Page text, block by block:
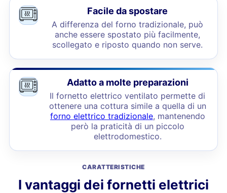
Facile da spostare
A differenza del forno tradizionale, può
anche essere spostato più facilmente,
scollegato e riposto quando non serve.
Adatto a molte preparazioni
Il fornetto elettrico ventilato permette di
ottenere una cottura simile a quella di un
forno elettrico tradizionale, mantenendo
però la praticità di un piccolo
elettrodomestico.
CARATTERISTICHE
I vantaggi dei fornetti elettrici